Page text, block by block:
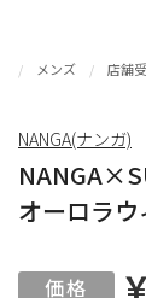
メンズ 店舗
オーロラ
NANGA(ナンガ)